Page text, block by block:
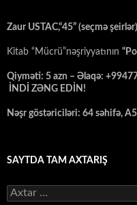
Zaur USTAC,“45” (seçmə
Kitab “Mücrü”nəşriyyatının
Qiyməti: 5 azn – Əlaqə:
İNDİ ZƏNG EDİN!
Nəşr göstəriciləri: 64 səhifə,
SAYTDA TAM AXTARIŞ
Axtarış: